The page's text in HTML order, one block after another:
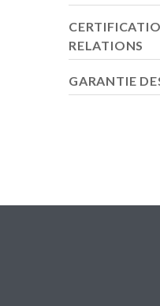
RELATIONS
GARANTIE